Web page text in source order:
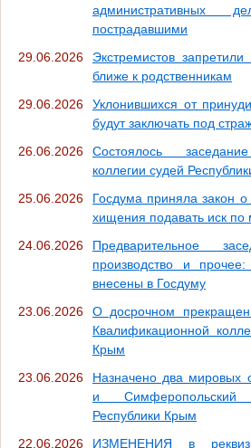
пострадавшими
29.06.2026
Экстремистов
ближе к родственникам
29.06.2026
Уклонившихся от
будут заключать под
26.06.2026
Состоялось
коллегии судей
25.06.2026
Госдума приняла закон
хищения подавать иск по
24.06.2026
Предварительное
производство и
внесены в Госдуму
23.06.2026
О досрочном
Квалификационной
Крым
23.06.2026
Назначено два мировых
и
Республики Крым
22.06.2026
ИЗМЕНЕНИЯ в